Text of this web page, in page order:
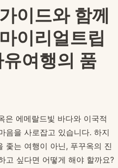
이드와 함께
이리얼트립
여행의 품
은 에메랄드빛 바다와 이국적
음을 사로잡고 있습니다. 하지
좇는 여행이 아닌, 푸꾸옥의 진
고 싶다면 어떻게 해야 할까요?